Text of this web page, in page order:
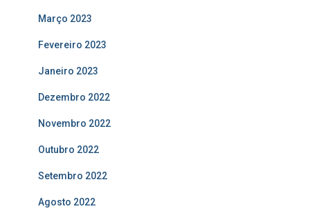
Março 2023
Fevereiro 2023
Janeiro 2023
Dezembro 2022
Novembro 2022
Outubro 2022
Setembro 2022
Agosto 2022